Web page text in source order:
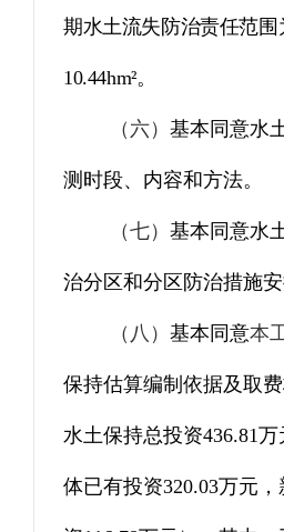
期水土流失防治责任范围
10.44hm²。
（六）基本同意水
测时段、内容和方法。
（七）基本同意水
治分区和分区防治措施安
（八）基本同意本
保持估算编制依据及取费
水土保持总投资436.81万
体已有投资320.03万元，